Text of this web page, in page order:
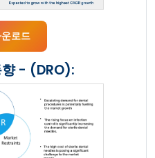
로드
향 - (DRO):